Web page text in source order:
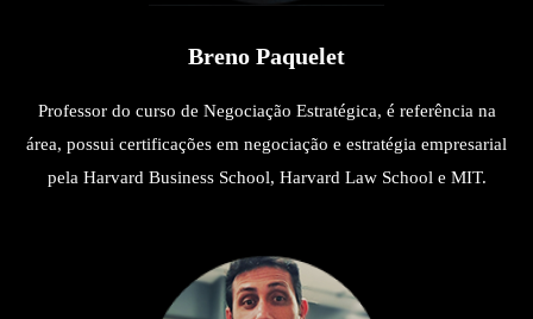
Breno Paquelet
Professor do curso de Negociação Estratégica, é referência na
área, possui certificações em negociação e estratégia empresarial
pela Harvard Business School, Harvard Law School e MIT.